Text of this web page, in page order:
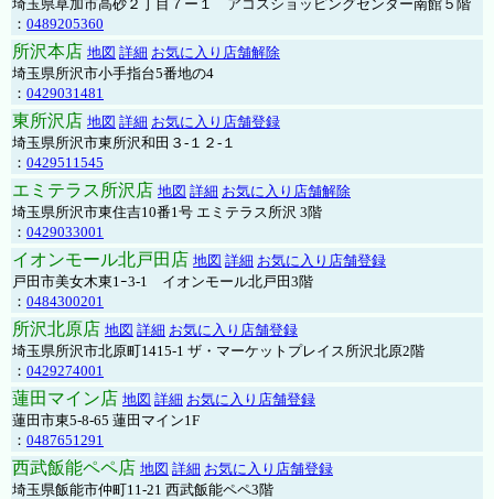
埼玉県草加市高砂２丁目７ー１ アコスショッピングセンター南館５階
： 0489205360
所沢本店 地図 詳細 お気に入り店舗解除
埼玉県所沢市小手指台5番地の4
： 0429031481
東所沢店 地図 詳細 お気に入り店舗登録
埼玉県所沢市東所沢和田３-１２-１
： 0429511545
エミテラス所沢店 地図 詳細 お気に入り店舗解除
埼玉県所沢市東住吉10番1号 エミテラス所沢 3階
： 0429033001
イオンモール北戸田店 地図 詳細 お気に入り店舗登録
戸田市美女木東1ｰ3‐1 イオンモール北戸田3階
： 0484300201
所沢北原店 地図 詳細 お気に入り店舗登録
埼玉県所沢市北原町1415-1 ザ・マーケットプレイス所沢北原2階
： 0429274001
蓮田マイン店 地図 詳細 お気に入り店舗登録
蓮田市東5-8-65 蓮田マイン1F
： 0487651291
西武飯能ペペ店 地図 詳細 お気に入り店舗登録
埼玉県飯能市仲町11-21 西武飯能ペペ3階